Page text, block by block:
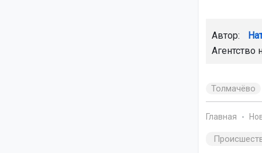
Автор:
Агентство
Толмачёво
Главная